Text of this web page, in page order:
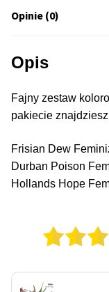
100% Sativa
50% Indica i 50%
Mix Paczki i
TOP 10 Auto
TOP 10 Outdoor
Producenci Nasion
Opinie (0)
Opis
Fajny zestaw
pakiecie
Frisian Dew
Durban Poison
Hollands Hope